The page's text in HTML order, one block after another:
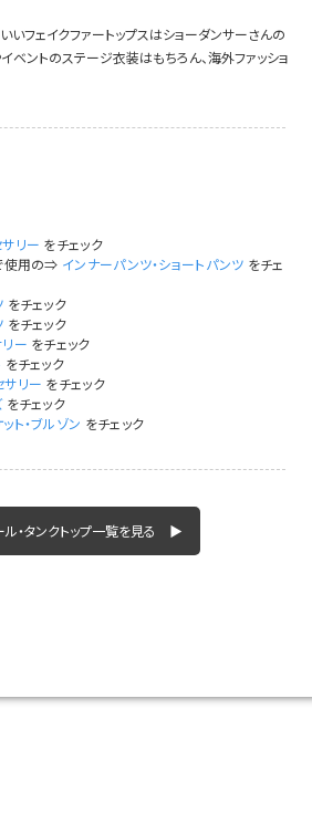
さん×bombshellコラボ特集
フェイクファートップスはショーダンサーさんの
ベントのステージ衣装はもちろん、海外ファッショ
リー をチェック
使用の⇒ インナーパンツ・ショートパンツ をチェ
をチェック
をチェック
ー をチェック
をチェック
サリー をチェック
をチェック
ト・ブルゾン をチェック
ル・タンクトップ一覧を見る ▶